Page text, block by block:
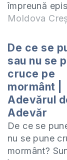
împreună
Corinteni.
online
fiecare zi de
miercuri la
20:00.
după care
poate fi
adresa:
https://
corinteni-
moldova/ În
Moldova
De ce se
sau nu se
cruce pe
mormânt |
Adevărul
Adevăr
De ce se
nu se pune
mormânt?